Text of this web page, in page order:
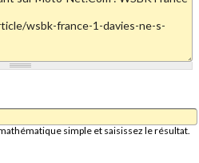
simple et saisissez le résultat.